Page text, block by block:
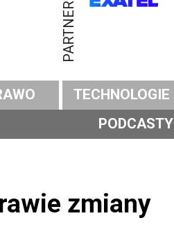
PARTNERZY
TECHNOLOGIE
PODCASTY
zmiany